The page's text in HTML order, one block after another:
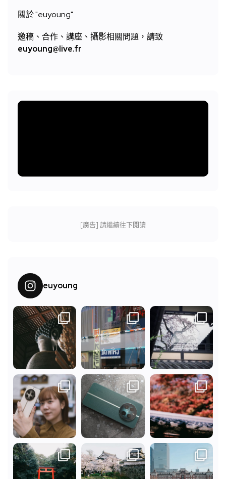
關於 "euyoung"
邀稿、合作、講座、攝影相關問題，請致
euyoung@live.fr
[廣告] 請繼續往下閱讀
euyoung